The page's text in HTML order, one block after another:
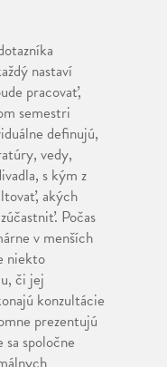
nastaví
pracovať,
semestri
definujú,
vedy,
s kým z
akých
Počas
v menších
niekto
či jej
konzultácie
prezentujú
spoločne